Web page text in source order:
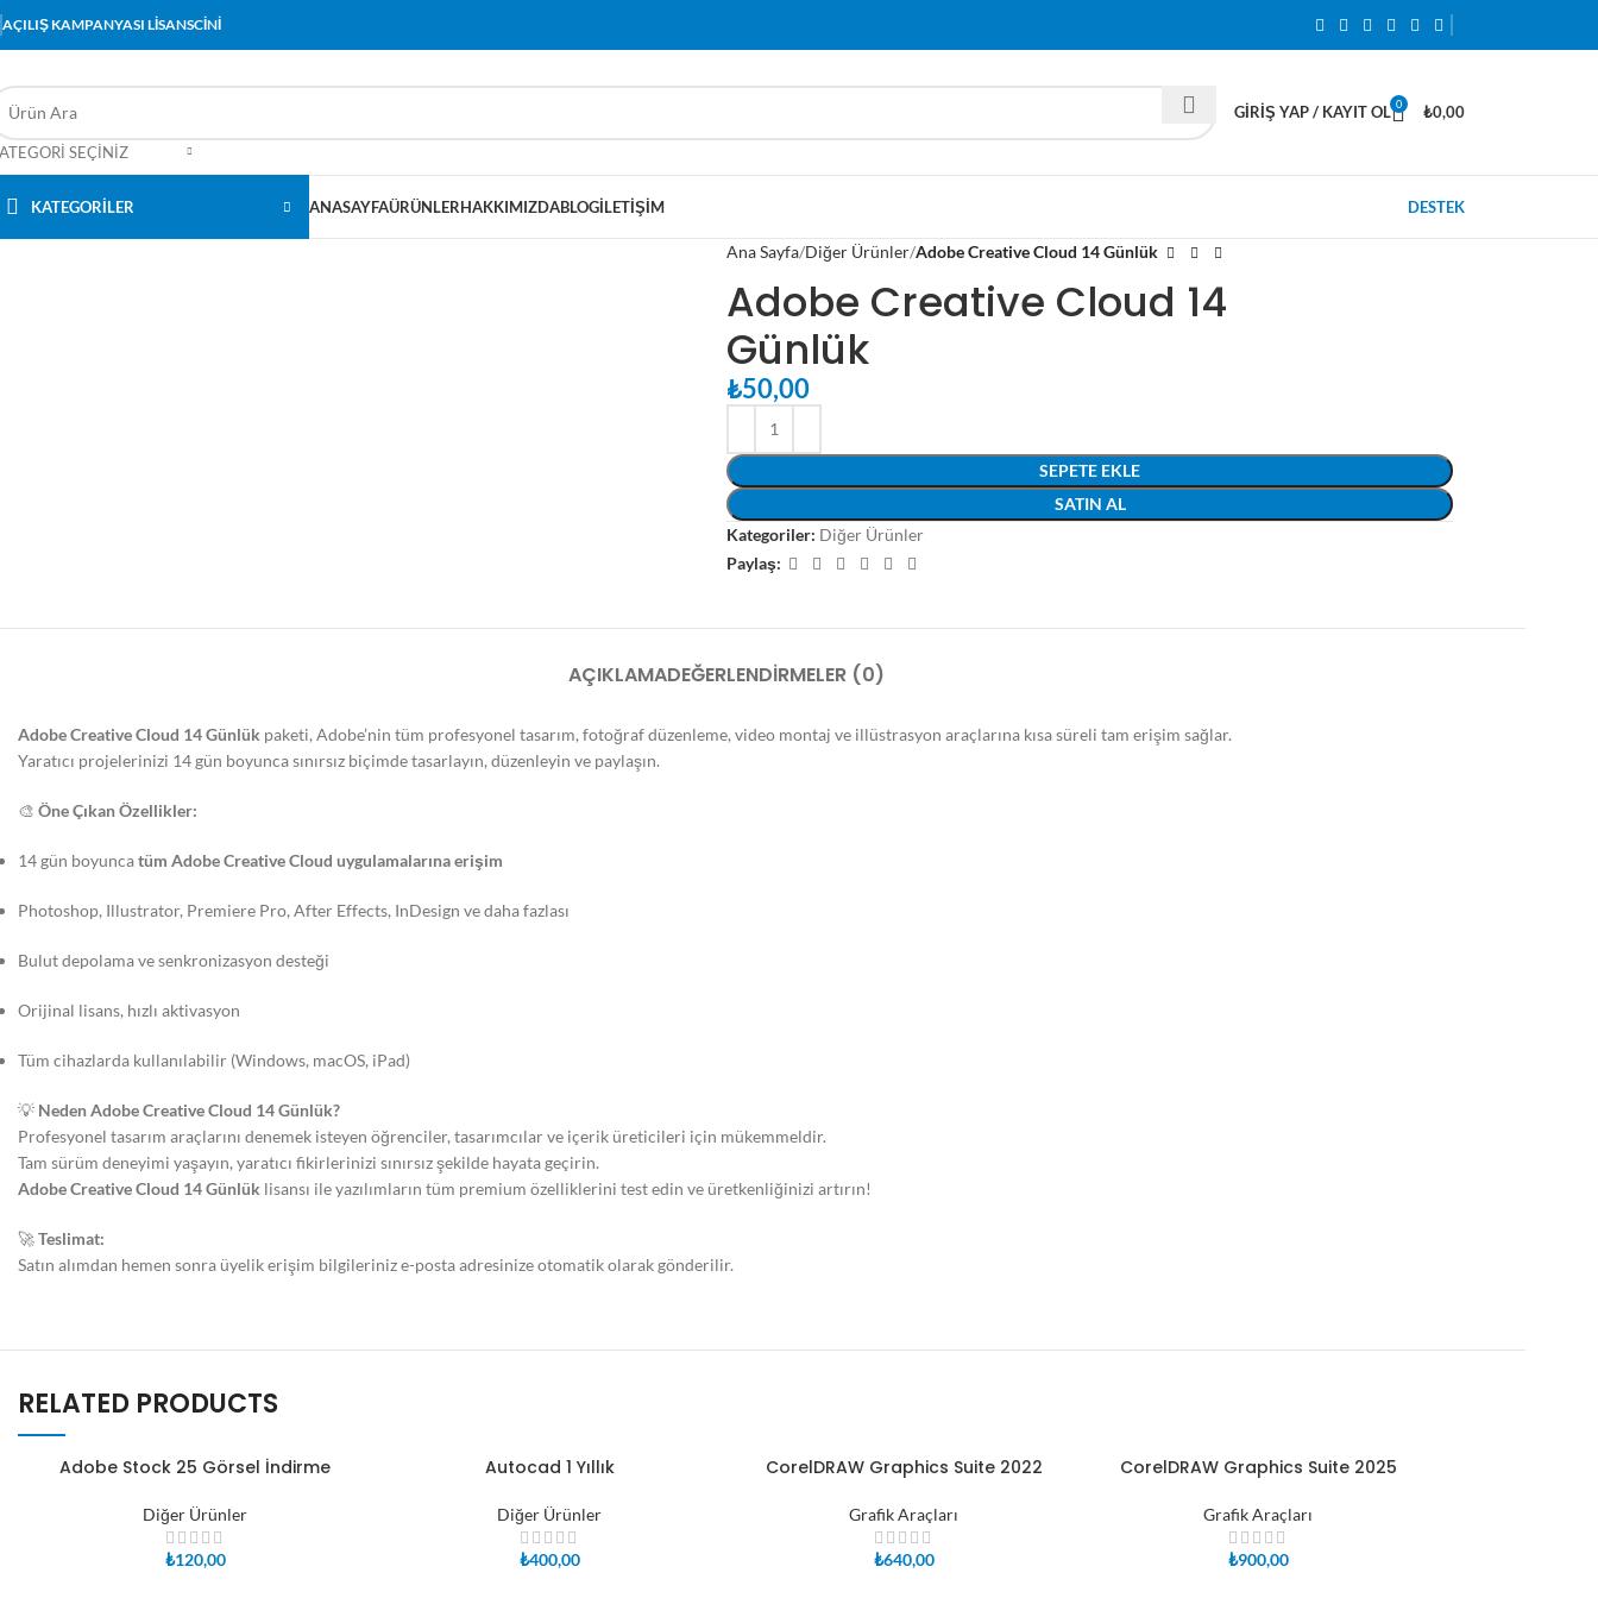
AÇILIŞ KAMPANYASI LİSANSCİNİ
SEÇINIZ
GIRIŞ YAP / KAYIT OL 0 ₺0,00
KATEGORİLER ANASAYFAÜRÜNLERHAKKIMIZDABLOGİLETIŞIM DESTEK
Ana Sayfa Diğer Ürünler Adobe Creative Cloud 14 Günlük
Adobe Creative Cloud 14
Günlük
₺50,00
SEPETE EKLE
SATIN AL
Kategoriler: Diğer Ürünler
Paylaş:
AÇIKLAMADEĞERLENDIRMELER (0)
Adobe Creative Cloud 14 Günlük paketi, Adobe’nin tüm profesyonel tasarım, fotoğraf düzenleme, video montaj ve illüstrasyon araçlarına kısa süreli tam erişim sağlar.
Yaratıcı projelerinizi 14 gün boyunca sınırsız biçimde tasarlayın, düzenleyin ve paylaşın.
🎨 Öne Çıkan Özellikler:
14 gün boyuncatüm Adobe Creative Cloud uygulamalarına erişim
Photoshop, Illustrator, Premiere Pro, After Effects, InDesign ve daha fazlası
Bulut depolama ve senkronizasyon desteği
Orijinal lisans, hızlı aktivasyon
Tüm cihazlarda kullanılabilir (Windows, macOS, iPad)
💡 Neden Adobe Creative Cloud 14 Günlük?
Profesyonel tasarım araçlarını denemek isteyen öğrenciler, tasarımcılar ve içerik üreticileri için mükemmeldir.
Tam sürüm deneyimi yaşayın, yaratıcı fikirlerinizi sınırsız şekilde hayata geçirin.
Adobe Creative Cloud 14 Günlük lisansı ile yazılımların tüm premium özelliklerini test edin ve üretkenliğinizi artırın!
🚀Teslimat:
Satın alımdan hemen sonra üyelik erişim bilgileriniz e-posta adresinize otomatik olarak gönderilir.
RELATED PRODUCTS
SEPETE EKLE
Adobe Stock 25 Görsel İndirme
Diğer Ürünler
₺120,00
Autocad 1 Yıllık
Diğer Ürünler
₺400,00
SEPETE EKLE
CorelDRAW Graphics Suite 2022
Grafik Araçları
₺640,00
SEPETE EKLE
CorelDRAW Graphics Suite 2025
Grafik Araçları
₺900,00